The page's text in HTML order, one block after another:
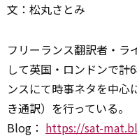
文：松丸さとみ
フリーランス翻訳者・ラ
して英国・ロンドンで計
ンスにて時事ネタを中心
き通訳）を行っている。
Blog： https://sat-